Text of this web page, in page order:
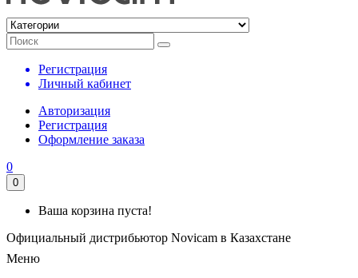
Регистрация
Личный кабинет
Авторизация
Регистрация
Оформление заказа
0
0
Ваша корзина пуста!
Официальный дистрибьютор Novicam в Казахстане
Меню